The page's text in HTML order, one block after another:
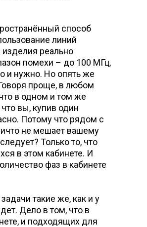
способ
линий
изделия реально
помехи – до 100 МГц,
и нужно. Но опять же
проще, в любом
в одном и том же
вы, купив один
Потому что рядом с
не мешает вашему
Только то, что
в этом кабинете. И
фаз в кабинете
такие же, как и у
Дело в том, что в
и подходящих для